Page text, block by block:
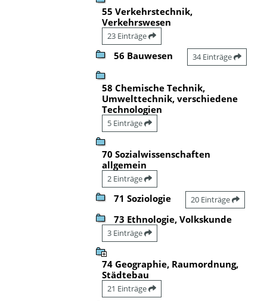
55 Verkehrstechnik,
Verkehrswesen
23 Einträge
56 Bauwesen 34 Einträge
58 Chemische Technik,
Umwelttechnik, verschiedene
Technologien
5 Einträge
70 Sozialwissenschaften
allgemein
2 Einträge
71 Soziologie 20 Einträge
73 Ethnologie, Volkskunde
3 Einträge
74 Geographie, Raumordnung,
Städtebau
21 Einträge